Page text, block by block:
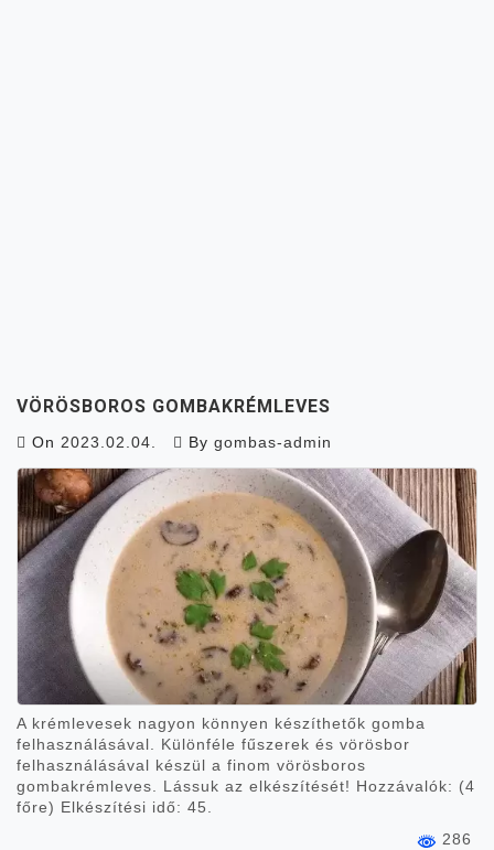
VÖRÖSBOROS GOMBAKRÉMLEVES
On 2023.02.04. By gombas-admin
A krémlevesek nagyon könnyen készíthetők gomba
felhasználásával. Különféle fűszerek és vörösbor
felhasználásával készül a finom vörösboros
gombakrémleves. Lássuk az elkészítését! Hozzávalók: (4
főre) Elkészítési idő: 45.
286